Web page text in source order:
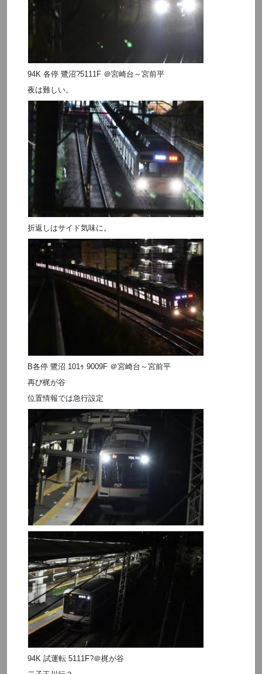
94K 各停 鷺沼?5111F ＠宮崎台～宮前平
夜は難しい。
折返しはサイド気味に。
B各停 鷺沼 101ｩ 9009F ＠宮崎台～宮前平
再び梶が谷
位置情報では急行設定
94K 試運転 5111F?＠梶が谷